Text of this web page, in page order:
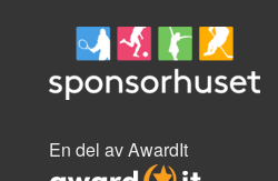
En del av AwardIt